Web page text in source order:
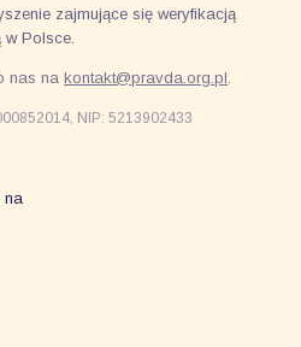
zajmujące się weryfikacją
Polsce.
nas nakontakt@pravda.org.pl
NIP: 5213902433
na